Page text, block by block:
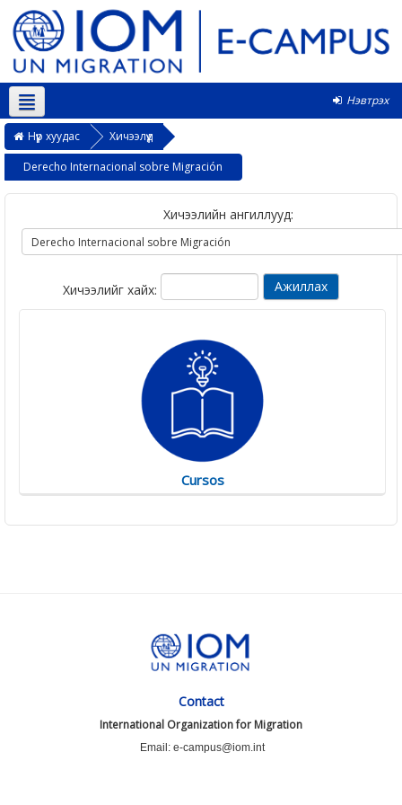
Нэвтрэх
Монгол ‎(mn)‎
Нүүр хуудас
Хичээлүүд
Derecho Internacional sobre Migración
Хичээлийн ангиллууд:
Хичээлийг хайх:
Cursos
Contact
International Organization for Migration
Email: e-campus@iom.int